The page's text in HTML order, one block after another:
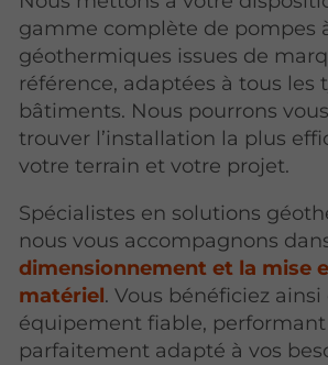
gamme complète de pompes
géothermiques issues de
référence, adaptées à tous les
bâtiments. Nous pourrons
trouver l’installation la plus
votre terrain et votre projet.
Spécialistes en solutions
nous vous accompagnons
dimensionnement et la mise
matériel. Vous bénéficiez ainsi
équipement fiable,
parfaitement adapté à vos